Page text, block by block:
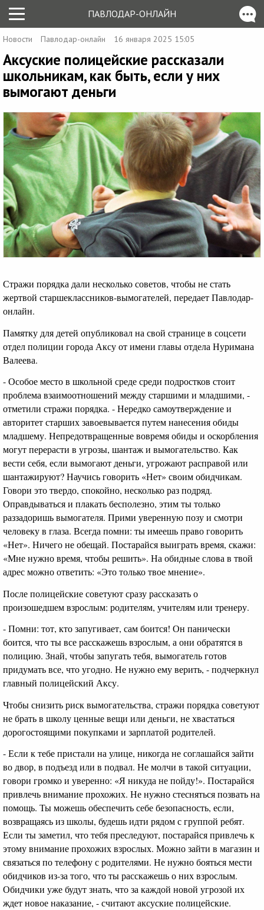
ПАВЛОДАР-ОНЛАЙН
Новости Павлодар-онлайн 16 января 2025 15:05
Аксуские полицейские рассказали
школьникам, как быть, если у них
вымогают деньги
Стражи порядка дали несколько советов, чтобы не стать
жертвой старшеклассников-вымогателей, передает Павлодар-
онлайн.
Памятку для детей опубликовал на свой странице в соцсети
отдел полиции города Аксу от имени главы отдела Нуримана
Валеева.
- Особое место в школьной среде среди подростков стоит
проблема взаимоотношений между старшими и младшими, -
отметили стражи порядка. - Нередко самоутверждение и
авторитет старших завоевывается путем нанесения обиды
младшему. Непредотвращенные вовремя обиды и оскорбления
могут перерасти в угрозы, шантаж и вымогательство. Как
вести себя, если вымогают деньги, угрожают расправой или
шантажируют? Научись говорить «Нет» своим обидчикам.
Говори это твердо, спокойно, несколько раз подряд.
Оправдываться и плакать бесполезно, этим ты только
раззадоришь вымогателя. Прими уверенную позу и смотри
человеку в глаза. Всегда помни: ты имеешь право говорить
«Нет». Ничего не обещай. Постарайся выиграть время, скажи:
«Мне нужно время, чтобы решить». На обидные слова в твой
адрес можно ответить: «Это только твое мнение».
После полицейские советуют сразу рассказать о
произошедшем взрослым: родителям, учителям или тренеру.
- Помни: тот, кто запугивает, сам боится! Он панически
боится, что ты все расскажешь взрослым, а они обратятся в
полицию. Знай, чтобы запугать тебя, вымогатель готов
придумать все, что угодно. Не нужно ему верить, - подчеркнул
главный полицейский Аксу.
Чтобы снизить риск вымогательства, стражи порядка советуют
не брать в школу ценные вещи или деньги, не хвастаться
дорогостоящими покупками и зарплатой родителей.
- Если к тебе пристали на улице, никогда не соглашайся зайти
во двор, в подъезд или в подвал. Не молчи в такой ситуации,
говори громко и уверенно: «Я никуда не пойду!». Постарайся
привлечь внимание прохожих. Не нужно стесняться позвать на
помощь. Ты можешь обеспечить себе безопасность, если,
возвращаясь из школы, будешь идти рядом с группой ребят.
Если ты заметил, что тебя преследуют, постарайся привлечь к
этому внимание прохожих взрослых. Можно зайти в магазин и
связаться по телефону с родителями. Не нужно бояться мести
обидчиков из-за того, что ты расскажешь о них взрослым.
Обидчики уже будут знать, что за каждой новой угрозой их
ждет новое наказание, - считают аксуские полицейские.